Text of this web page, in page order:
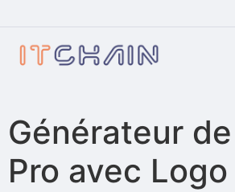
Générateur
Pro avec Logo